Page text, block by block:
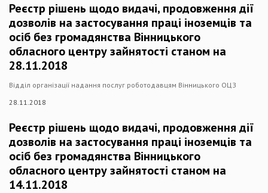
Реєстр рішень щодо видачі, продовження дії
дозволів на застосування праці іноземців та
осіб без громадянства Вінницького
обласного центру зайнятості станом на
28.11.2018
Відділ організації надання послуг роботодавцям Вінницького ОЦЗ
28.11.2018
Реєстр рішень щодо видачі, продовження дії
дозволів на застосування праці іноземців та
осіб без громадянства Вінницького
обласного центру зайнятості станом на
14.11.2018